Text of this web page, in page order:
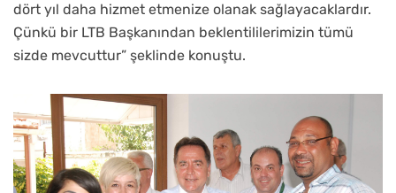
dört yıl daha hizmet etmenize olanak sağlayacaklardır.
Çünkü bir LTB Başkanından beklentililerimizin tümü
sizde mevcuttur” şeklinde konuştu.